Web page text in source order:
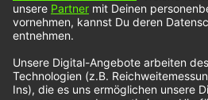
Akkorden. Der Song feierte
Teaserschnipsel seine
ist. Auf TikTok zeigen die drei
unterschiedlichen Orten mit